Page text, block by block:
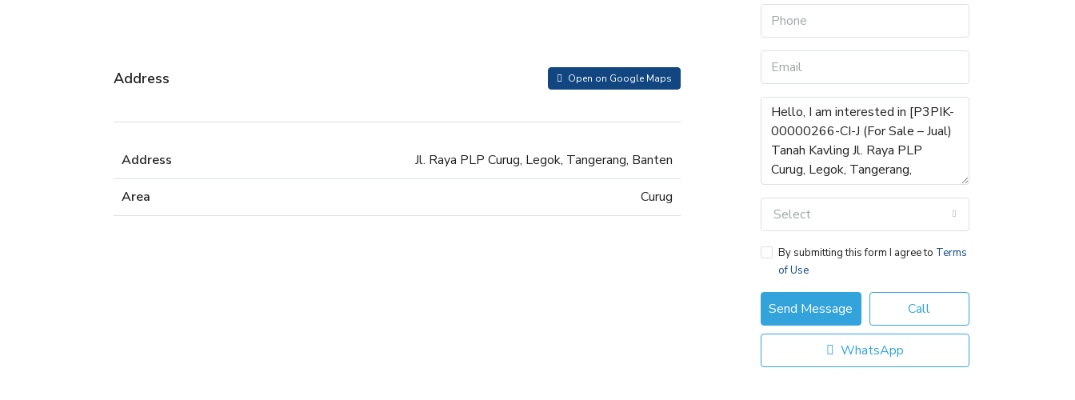
Address Open on Google Maps
Address Jl. Raya PLP Curug, Legok, Tangerang, Banten
Area Curug
Select
By submitting this form I agree to Terms
of Use
Send Message Call
WhatsApp